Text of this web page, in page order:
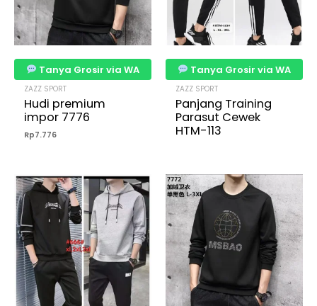
Tanya Grosir via WA
ZAZZ SPORT
Hudi premium
impor 7776
Rp7.776
Tanya Grosir via WA
ZAZZ SPORT
Panjang Training
Parasut Cewek
HTM-113